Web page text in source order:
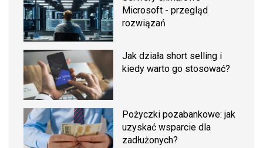
Microsoft - przegląd
rozwiązań
Jak działa short selling i
kiedy warto go stosować?
Pożyczki pozabankowe: jak
uzyskać wsparcie dla
zadłużonych?